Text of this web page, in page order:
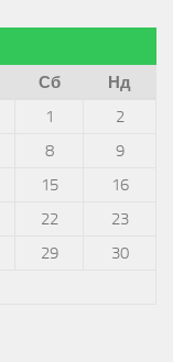
Сб
Нд
1
2
8
9
15
16
22
23
29
30